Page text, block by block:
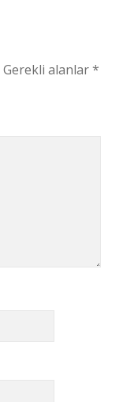
Gerekli alanlar*